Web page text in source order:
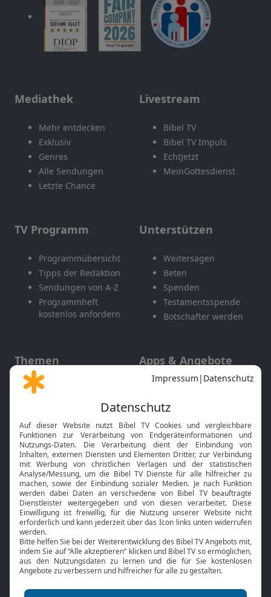
Mediathek
Mehr entdecken
Exklusiv
Genres
Alle Sendungen
Letzte Chance
Livestream
Bibel TV
Bibel TV Impuls
EchtJetzt
MeinGottesdienst
TV Programm
Programmübersicht
Tipps der Redaktion
Sendungen von A-Z
Programmheft
kostenlos anfordern
Unterstützen
Weitersagen
Beten
Spenden
Testamentsspende
Botschafter werden
Themen
Gott und Bibel erklärt
Neuigkeiten
Apps & Angebote
Mobile App
Smart TV
HbbTV
Bibelthek Online-Bibel
Nächster Gottesdienst
Bibel TV
Über uns
Jobs
Mediadaten
Service
Kontakt
TV-Empfang